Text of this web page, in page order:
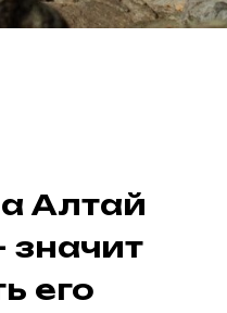
Алтай
его